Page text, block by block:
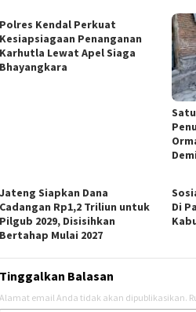
Polres Kendal Perkuat
Kesiapsiagaan Penanganan
Karhutla Lewat Apel Siaga
Bhayangkara
Jateng Siapkan Dana
Cadangan Rp1,2 Triliun untuk
Pilgub 2029, Disisihkan
Bertahap Mulai 2027
Di
Tinggalkan Balasan
Alamat email Anda tidak akan dipublikasikan.